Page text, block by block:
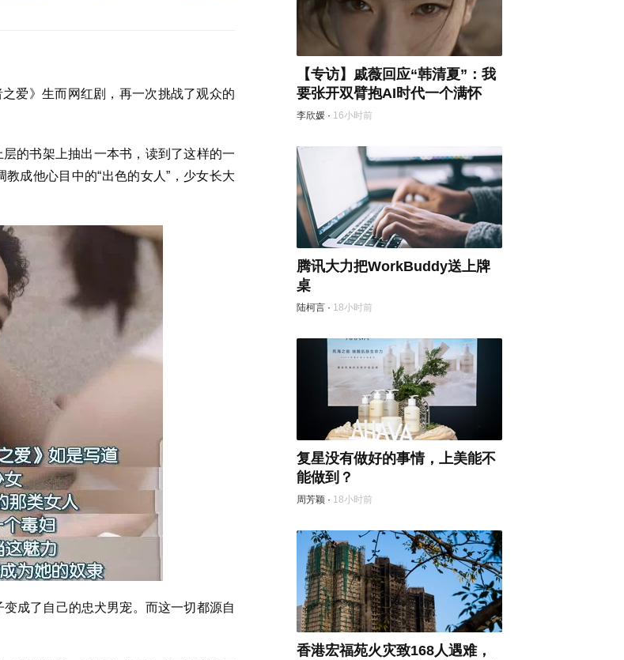
爱》生而网红剧，再一次挑战了观众的
的书架上抽出一本书，读到了这样的一
成他心目中的“出色的女人”，少女长大
成了自己的忠犬男宠。而这一切都源自
【专访】戚薇回应“韩清夏”：我
要张开双臂抱AI时代一个满怀
李欣媛 · 16小时前
腾讯大力把WorkBuddy送上牌
桌
陆柯言 · 18小时前
复星没有做好的事情，上美能不
能做到？
周芳颖 · 18小时前
香港宏福苑火灾致168人遇难，